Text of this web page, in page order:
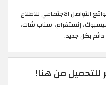
التواصل الاجتماعي للاطلاع
إنستغرام، سناب شات،
بكل جديد.
من هنا!